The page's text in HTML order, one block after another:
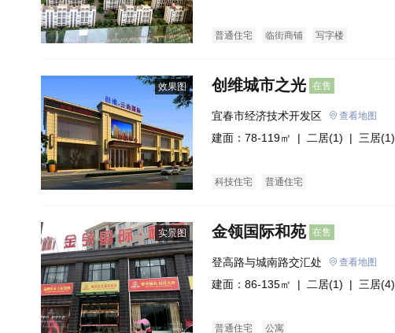
普通住宅 临街商铺 写字楼
效果图 创维城市之光 在售
宜春市经济技术开发区 查看地图
建面：78-119㎡ | 二居(1) | 三居(1)
科技住宅 普通住宅
实景图 金领国际和苑 在售
登高路与城南路交汇处 查看地图
建面：86-135㎡ | 二居(1) | 三居(4)
普通住宅 公寓